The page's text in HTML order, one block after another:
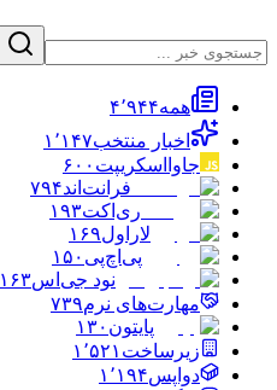
همه۴٬۹۴۴
اخبار منتخب۱٬۱۴۷
جاوااسکریپت ۶۰۰
فرانت‌اند۷۹۴
ری‌اکت۱۹۳
لاراول۱۶۹
پی‌اچ‌پی ۱۵۰
نود جی‌اس۱۶۳
مهارت‌های نرم۷۳۹
پایتون ۱۳۰
زیرساخت ۱٬۵۲۱
دواپس۱٬۱۹۴